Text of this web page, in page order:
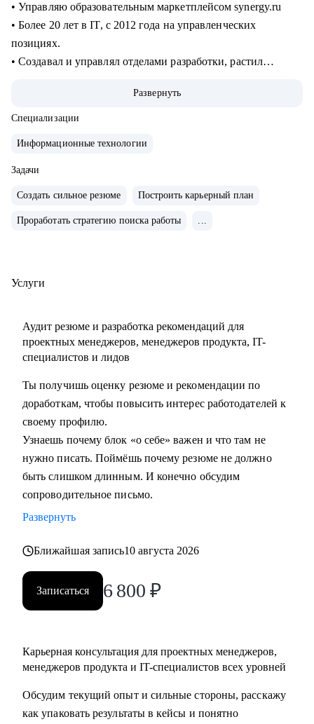
• Управляю образовательным маркетплейсом synergy.ru
• Более 20 лет в IT, c 2012 года на управленческих
позициях.
• Создавал и управлял отделами разработки, растил
• Запускал b2b продукт от идеи до масштабирования.
NPS, Revenue.
• Занимаюсь наймом людей в команды: провел более 600
собеседований, изучил большое количество резюме.
предприятия» и «Проектное управление» для МИТУ
• Составить эффективное резюме
её достижения
• Разобрать любой продуктовый, управленческий или
• Дам рекомендации по управлению командой и её
развитию
Кому могу помочь:
• Начинающим и опытным управленцам
• Тем, кто хочет начать карьеру в IT в любом направлении
• Менеджерам продуктов, разработчикам, тестировщикам,
проектным менеджерам
карьеры
Развернуть
Специализации
Информационные технологии
Задачи
Создать сильное резюме Построить карьерный план
Проработать стратегию поиска работы ...
Услуги
Аудит резюме и разработка рекомендаций для
проектных менеджеров, менеджеров продукта, IT-
специалистов и лидов
Ты получишь оценку резюме и рекомендации по
доработкам, чтобы повысить интерес работодателей к
своему профилю.
Узнаешь почему блок «о себе» важен и что там не
нужно писать. Поймёшь почему резюме не должно
быть слишком длинным. И конечно обсудим
сопроводительное письмо.
Развернуть
Ближайшая запись10 августа 2026
Записаться 6 800 ₽
Карьерная консультация для проектных менеджеров,
менеджеров продукта и IT-специалистов всех уровней
Обсудим текущий опыт и сильные стороны, расскажу
как упаковать результаты в кейсы и понятно